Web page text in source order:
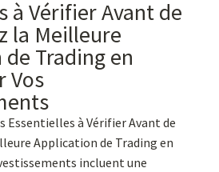
à Vérifier Avant de
la Meilleure
Trading en
Vos
Essentielles à Vérifier Avant de
Application de Trading en
incluent une